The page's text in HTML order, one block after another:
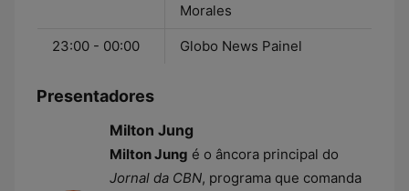
Morales
23:00 - 00:00 Globo News Painel
Presentadores
Milton Jung
Milton Jung é o âncora principal do
Jornal da CBN, programa que comanda